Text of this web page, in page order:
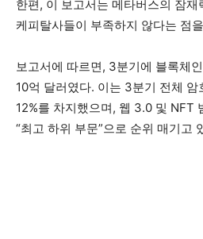
한편, 이 보고서는 메타버스의 잠
케피탈사들이 부족하지 않다는 점
보고서에 따르면, 3분기에 블록체
10억 달러였다. 이는 3분기 전체 암
12%를 차지했으며, 웹 3.0 및 NFT
“최고 하위 부문”으로 순위 매기고